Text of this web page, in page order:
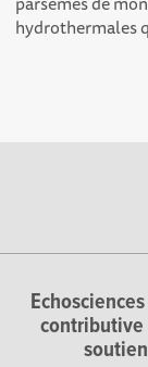
hydrothermales
contributive